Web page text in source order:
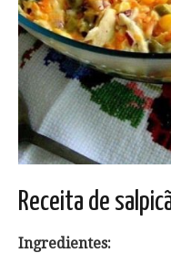
Receita de
Ingredientes: